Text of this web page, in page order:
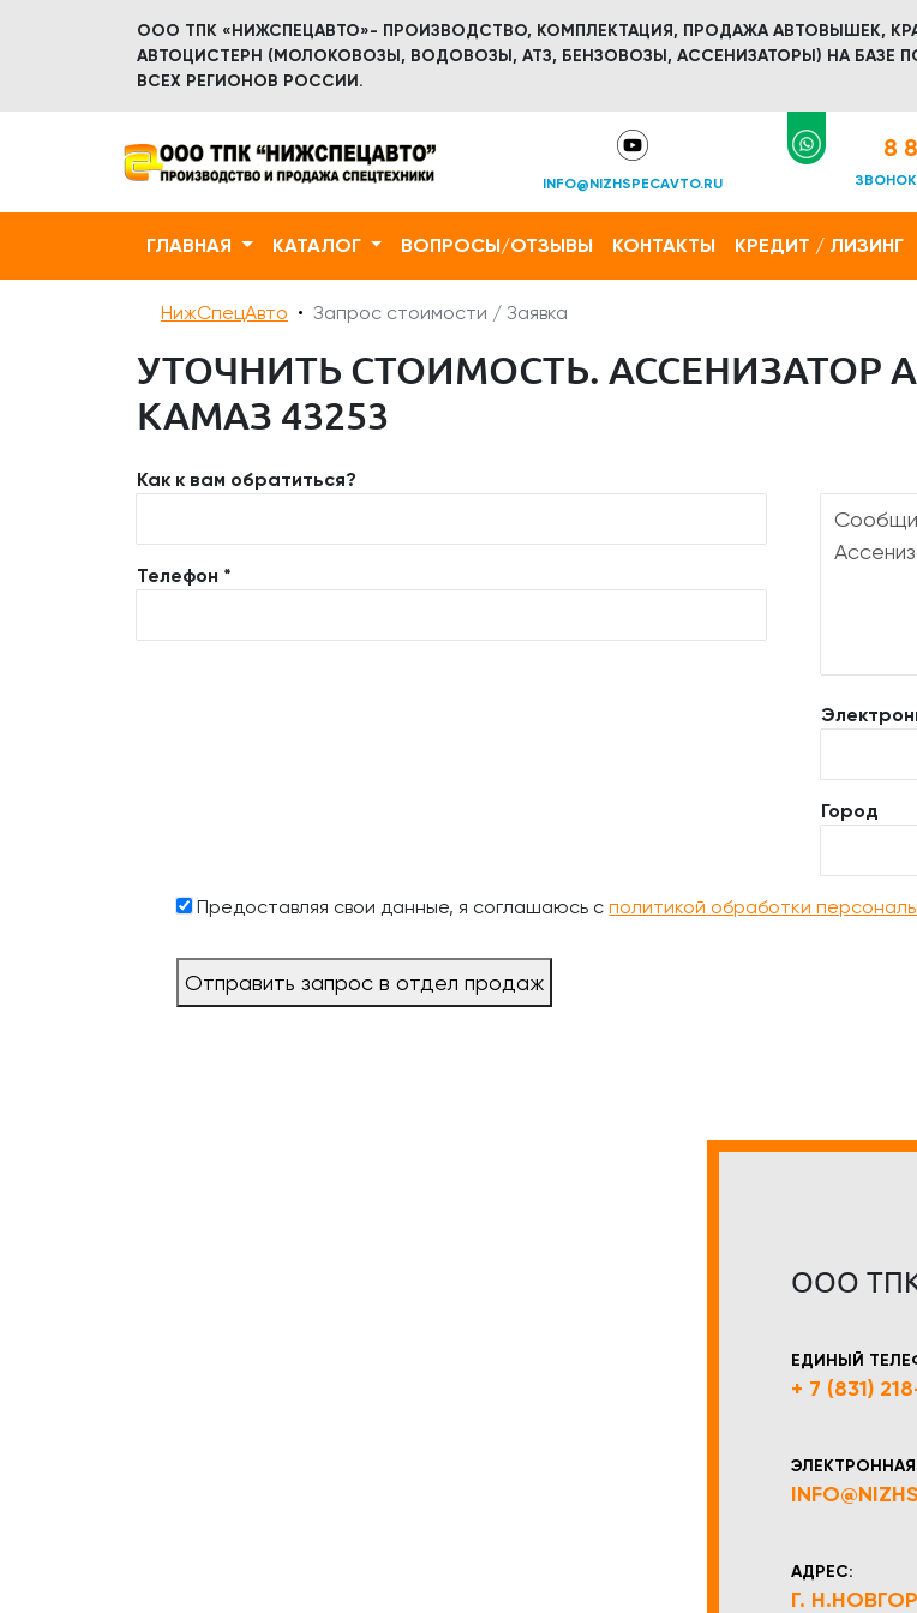
ООО ТПК «НИЖСПЕЦАВТО»- ПРОИЗВОДСТВО, КОМПЛЕКТАЦИЯ, ПРОДАЖА АВТОВЫШЕК,
АВТОЦИСТЕРН (МОЛОКОВОЗЫ, ВОДОВОЗЫ, АТЗ, БЕНЗОВОЗЫ, АССЕНИЗАТОРЫ) НА БАЗЕ
ВСЕХ РЕГИОНОВ РОССИИ.
INFO@NIZHSPECAVTO.RU
8
ГЛАВНАЯ КАТАЛОГ ВОПРОСЫ/ОТЗЫВЫ КОНТАКТЫ КРЕДИТ / ЛИЗИНГ
НижСпецАвто Запрос стоимости / Заявка
УТОЧНИТЬ СТОИМОСТЬ. АССЕНИЗАТОР
КАМАЗ 43253
Как к вам обратиться?
Телефон *
Город
Предоставляя свои данные, я соглашаюсь сполитикой обработки
Отправить запрос в отдел продаж
ООО
ЕДИНЫЙ
+ 7 (831)
АДРЕС:
Г.